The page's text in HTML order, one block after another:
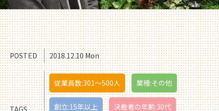
POSTED 2018.12.10 Mon
TAGS
従業員数:301〜500人 業種:その他
創立:15年以上 決裁者の年齢:30代